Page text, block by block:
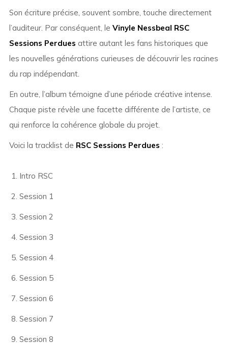
Son écriture précise, souvent sombre, touche directement
l’auditeur. Par conséquent, le Vinyle Nessbeal RSC
Sessions Perdues attire autant les fans historiques que
les nouvelles générations curieuses de découvrir les racines
du rap indépendant.
En outre, l’album témoigne d’une période créative intense.
Chaque piste révèle une facette différente de l’artiste, ce
qui renforce la cohérence globale du projet.
Voici la tracklist de RSC Sessions Perdues :
Intro RSC
Session 1
Session 2
Session 3
Session 4
Session 5
Session 6
Session 7
Session 8